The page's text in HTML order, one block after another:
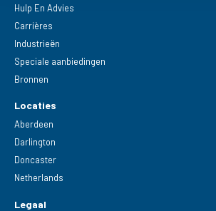
Hulp En Advies
Carrières
Industrieën
Speciale aanbiedingen
Bronnen
Locaties
Aberdeen
Darlington
Doncaster
Netherlands
Legaal